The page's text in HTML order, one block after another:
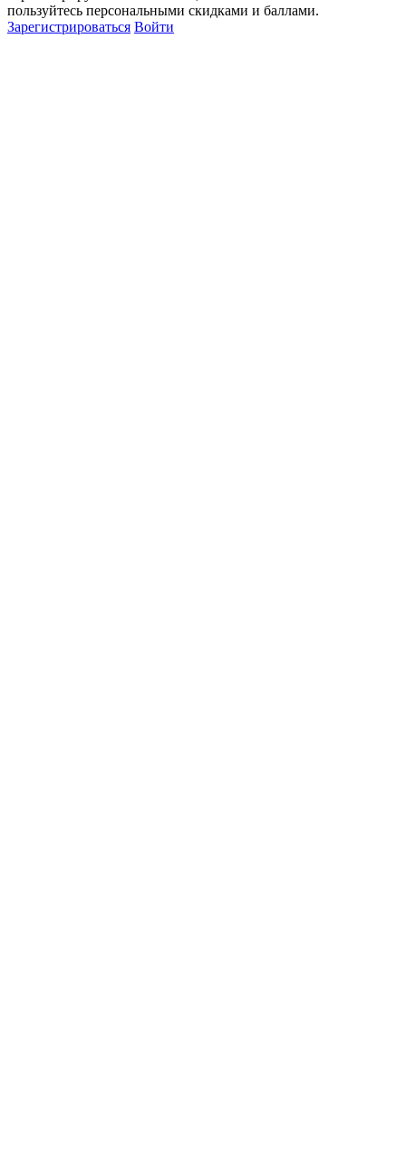
пользуйтесь персональными скидками и баллами.
Зарегистрироваться Войти